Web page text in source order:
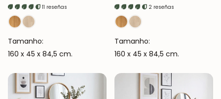
normal
11 reseñas
Tamanho:
160 x 45 x 84,5 cm.
normal
2 reseñas
Tamanho:
160 x 45 x 84,5 cm.